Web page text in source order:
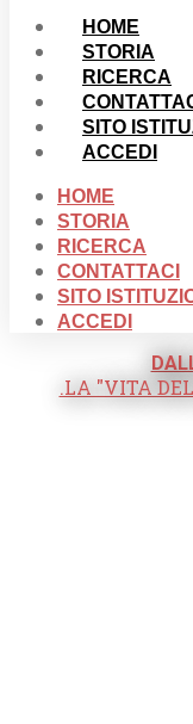
HOME
STORIA
RICERCA
SITO
ACCEDI
HOME
STORIA
RICERCA
CONTATTACI
SITO
ACCEDI
.LA "VITA